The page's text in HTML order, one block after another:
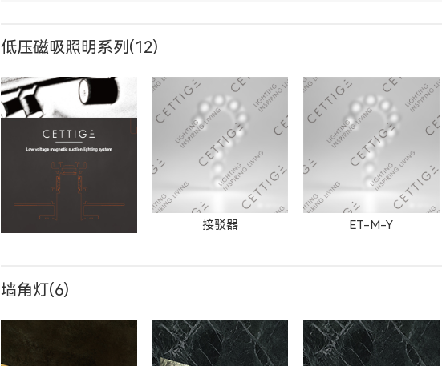
低压磁吸照明系列(12)
接驳器 ET-M-Y
墙角灯(6)